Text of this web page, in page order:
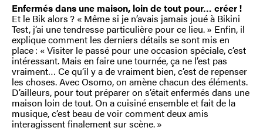
Enfermés dans une maison, loin de tout pour… créer !
Et le Bik alors ? « Même si je n’avais jamais joué à Bikini
Test, j’ai une tendresse particulière pour ce lieu. » Enfin, il
explique comment les derniers détails se sont mis en
place : « Visiter le passé pour une occasion spéciale, c’est
intéressant. Mais en faire une tournée, ça ne l’est pas
vraiment… Ce qu’il y a de vraiment bien, c’est de repenser
les choses. Avec Osomo, on amène chacun des éléments.
D’ailleurs, pour tout préparer on s’était enfermés dans une
maison loin de tout. On a cuisiné ensemble et fait de la
musique, c’est beau de voir comment deux amis
interagissent finalement sur scène. »